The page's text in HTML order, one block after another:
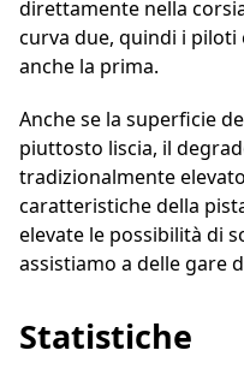
direttamente nella
curva due, quindi i
anche la prima.
Anche se la superficie
piuttosto liscia, il
tradizionalmente
caratteristiche della
elevate le possibilità di
assistiamo a delle gare
Statistiche